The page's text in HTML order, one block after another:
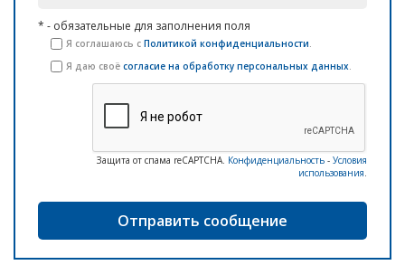
* - обязательные для заполнения поля
Я соглашаюсь с Политикой конфиденциальности.
Я даю своё согласие на обработку персональных данных.
Защита от спама reCAPTCHA. Конфиденциальность - Условия
использования.